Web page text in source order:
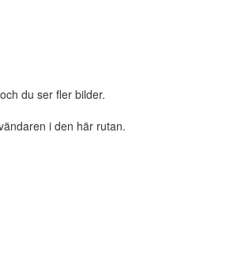
du ser fler bilder.
i den här rutan.